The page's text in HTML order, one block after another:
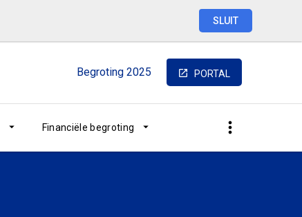
SLUIT
Begroting 2025 PORTAL
Financiële begroting